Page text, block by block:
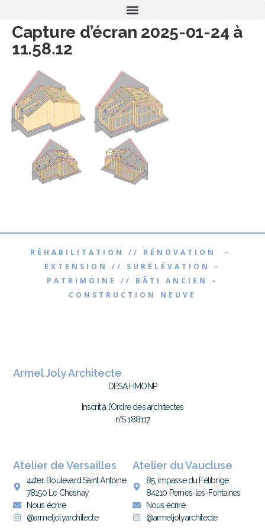
Capture d’écran 2025-01-24 à
11.58.12
RÉHABILITATION // RÉNOVATION –
EXTENSION // SURÉLÉVATION –
PATRIMOINE // BÂTI ANCIEN –
CONSTRUCTION NEUVE
Armel Joly Architecte
DESA HMONP
Inscrit à l’Ordre des architectes
n°S 188117
Atelier de Versailles
44ter, Boulevard Saint Antoine
78150 Le Chesnay
Nous écrire
@armeljolyarchitecte
Atelier du Vaucluse
85, impasse du Félibrige
84210 Pernes-les-Fontaines
Nous écrire
@armeljolyarchitecte